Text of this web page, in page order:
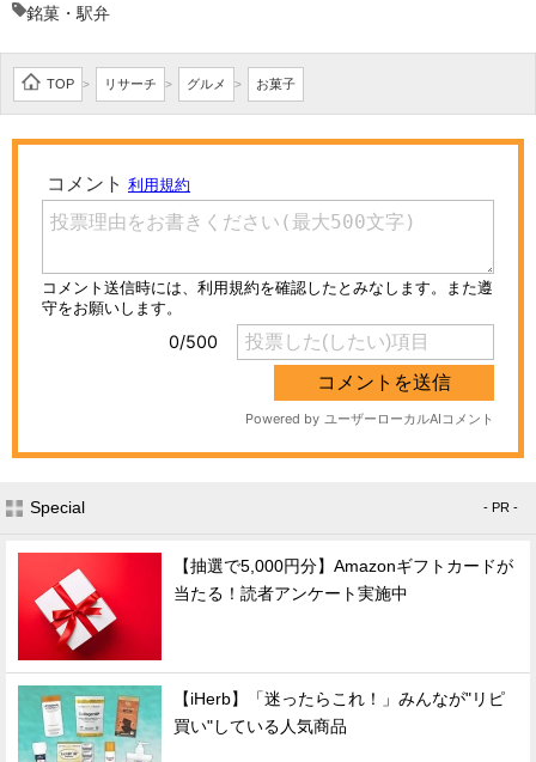
銘菓・駅弁
TOP > リサーチ > グルメ > お菓子
Special - PR -
【抽選で5,000円分】Amazonギフトカードが
当たる！読者アンケート実施中
【iHerb】「迷ったらこれ！」みんなが"リピ
買い"している人気商品